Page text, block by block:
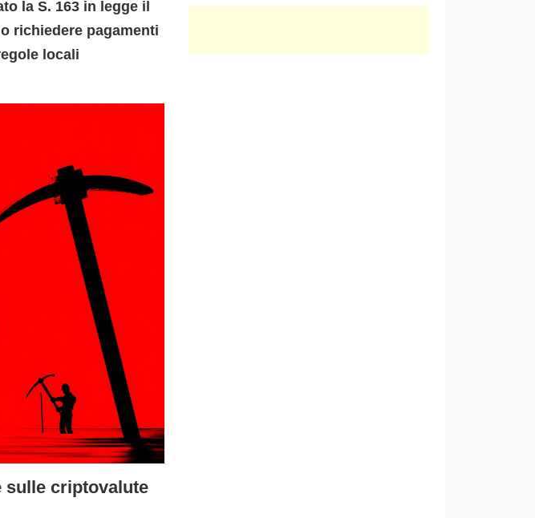
la S. 163 in legge il
richiedere pagamenti
locali
sulle criptovalute